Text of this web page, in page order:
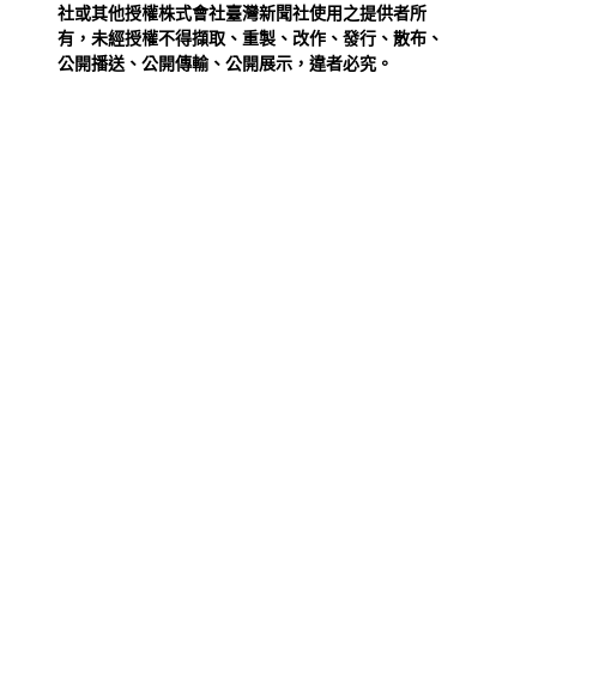
社或其他授權株式會社臺灣新聞社使用之提供者所
有，未經授權不得擷取、重製、改作、發行、散布、
公開播送、公開傳輸、公開展示，違者必究。